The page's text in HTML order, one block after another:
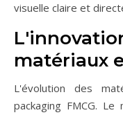
visuelle claire et
matériaux
L'évolution des
packaging FMCG.